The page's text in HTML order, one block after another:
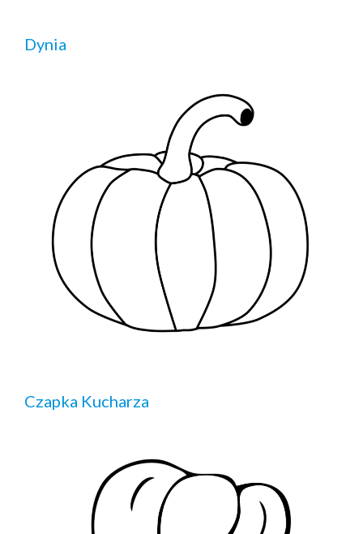
Dynia
Czapka Kucharza